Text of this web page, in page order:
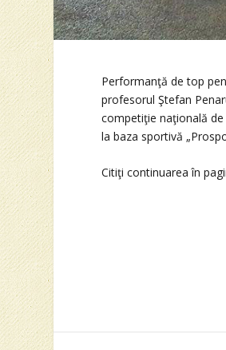
Performanţă de top
profesorul Ştefan
competiţie naţională
la baza sportivă
Citiţi continuarea în